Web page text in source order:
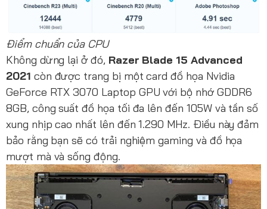
Điểm chuẩn của CPU
Không dừng lại ở đó, Razer Blade 15 Advanced
2021 còn được trang bị một card đồ họa Nvidia
GeForce RTX 3070 Laptop GPU với bộ nhớ GDDR6
8GB, công suất đồ họa tối đa lên đến 105W và tần số
xung nhịp cao nhất lên đến 1.290 MHz. Điều này đảm
bảo rằng bạn sẽ có trải nghiệm gaming và đồ họa
mượt mà và sống động.